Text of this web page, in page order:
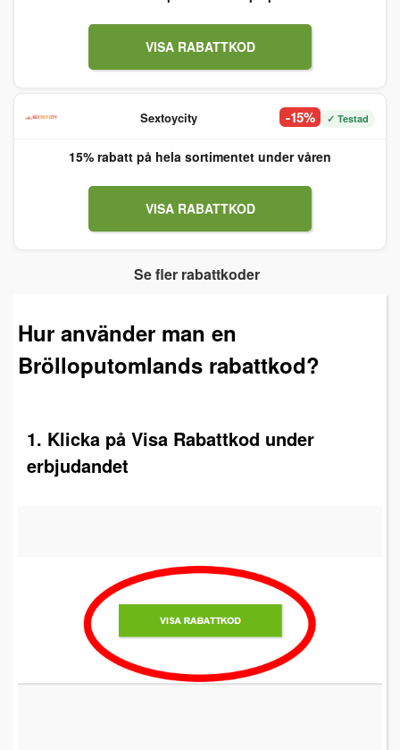
VISA RABATTKOD
Sextoycity -15% ✓ Testad
15% rabatt på hela sortimentet under våren
VISA RABATTKOD
Se fler rabattkoder
Hur använder man en
Brölloputomlands rabattkod?
1. Klicka på Visa Rabattkod under
erbjudandet